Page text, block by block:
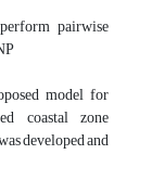
pairwise
model for
coastal zone
developed and